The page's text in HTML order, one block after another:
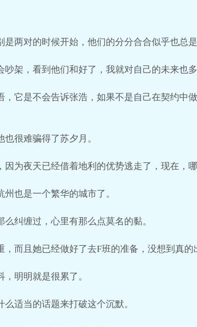
两对的时候开始，他们的分分合合似乎也总是
架，看到他们和好了，我就对自己的未来也多
它是不会告诉张浩，如果不是自己在契约中
很难骗得了苏夕月。
为夜天已经借着地利的优势逃走了，现在，
也是一个繁华的城市了。
纠缠过，心里有那么点莫名的黏。
而且她已经做好了去F班的准备，没想到真的
明明就是很累了。
适当的话题来打破这个沉默。